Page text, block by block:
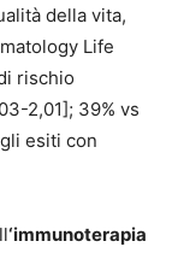
della vita,
Life
rischio
2,01]; 39% vs
esiti con
‘immunoterapia